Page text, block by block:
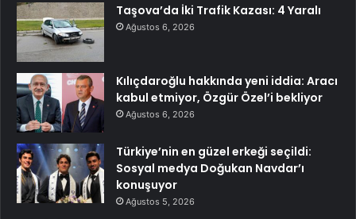
Taşova’da İki Trafik Kazası: 4 Yaralı
Ağustos 6, 2026
Kılıçdaroğlu hakkında yeni iddia: Aracı
kabul etmiyor, Özgür Özel’i bekliyor
Ağustos 6, 2026
Türkiye’nin en güzel erkeği seçildi:
Sosyal medya Doğukan Navdar’ı
konuşuyor
Ağustos 5, 2026